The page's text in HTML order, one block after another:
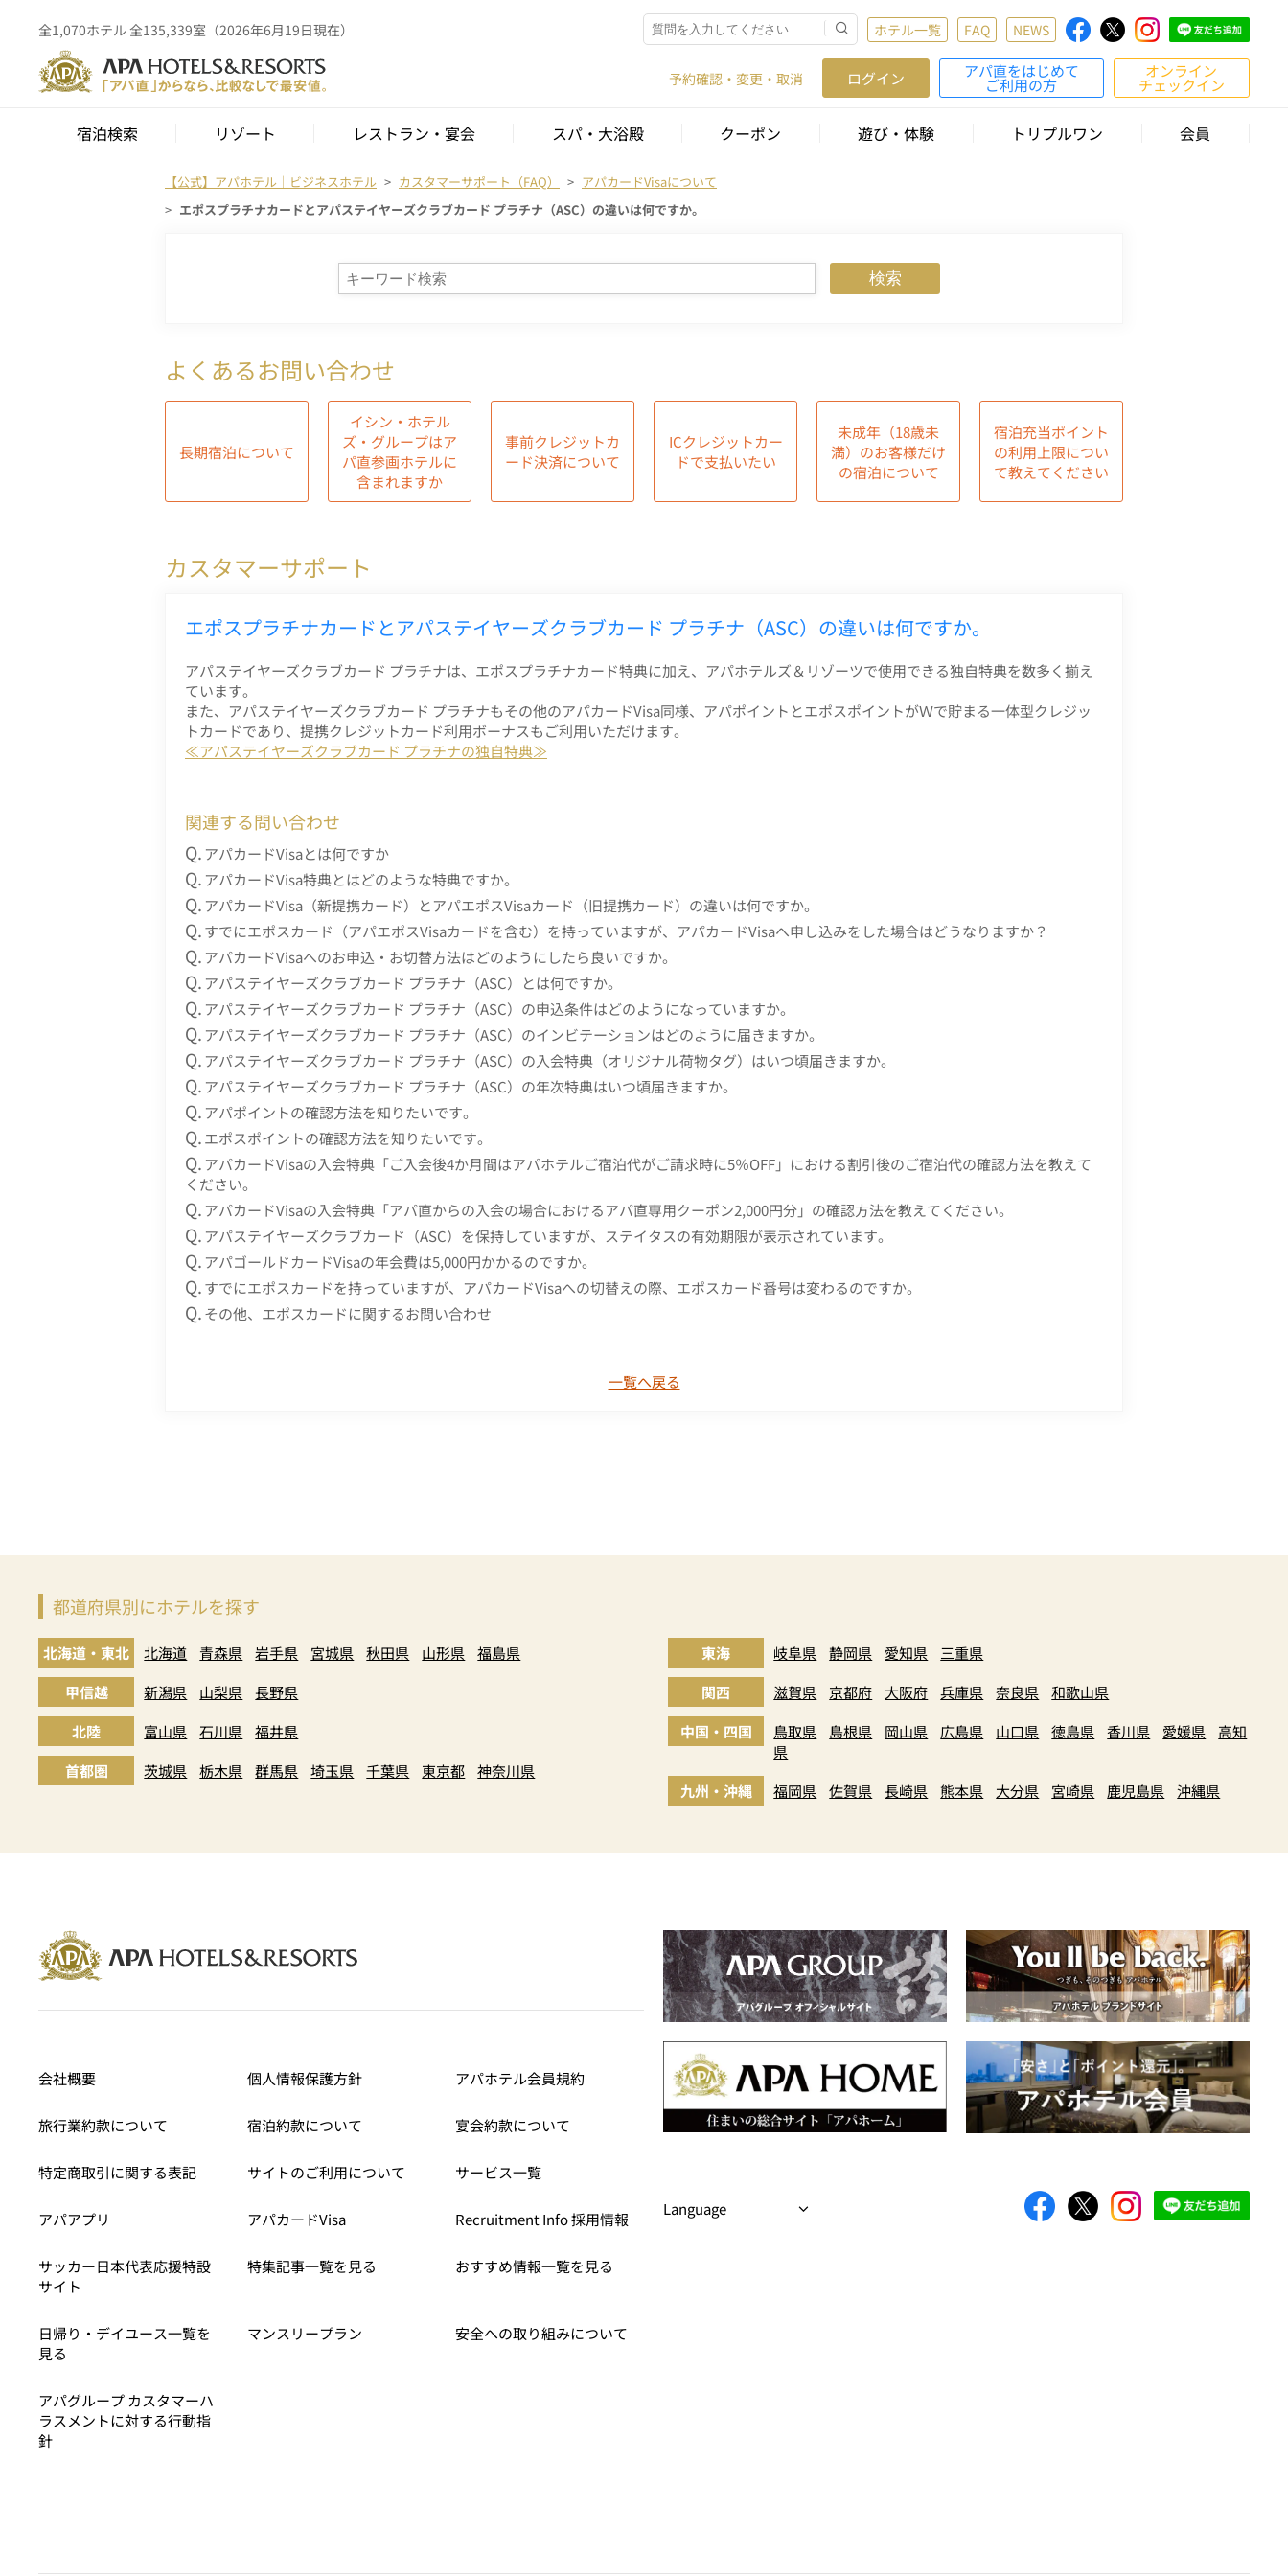
全1,070ホテル 全135,339室（2026年6月19日現在） ホテル一覧 FAQ NEWS
予約確認・変更・取消 ログイン アパ直をはじめて
ご利用の方
オンライン
チェックイン
宿泊検索 リゾート レストラン・宴会 スパ・大浴殿 クーポン 遊び・体験 トリプルワン 会員
【公式】アパホテル｜ビジネスホテル カスタマーサポート（FAQ）
アパカードVisaについて
エポスプラチナカードとアパステイヤーズクラブカード プラチナ（ASC）の違いは何ですか。
検索
よくあるお問い合わせ
長期宿泊について
イシン・ホテル
ズ・グループはア
パ直参画ホテルに
含まれますか
事前クレジットカ
ード決済について
ICクレジットカー
ドで支払いたい
未成年（18歳未
満）のお客様だけ
の宿泊について
宿泊充当ポイント
の利用上限につい
て教えてください
カスタマーサポート
エポスプラチナカードとアパステイヤーズクラブカード プラチナ（ASC）の違いは何ですか。
アパステイヤーズクラブカード プラチナは、エポスプラチナカード特典に加え、アパホテルズ＆リゾーツで使用できる独自特典を数多く揃え
ています。
また、アパステイヤーズクラブカード プラチナもその他のアパカードVisa同様、アパポイントとエポスポイントがＷで貯まる一体型クレジッ
トカードであり、提携クレジットカード利用ボーナスもご利用いただけます。
≪アパステイヤーズクラブカード プラチナの独自特典≫
関連する問い合わせ
アパカードVisaとは何ですか
アパカードVisa特典とはどのような特典ですか。
アパカードVisa（新提携カード）とアパエポスVisaカード（旧提携カード）の違いは何ですか。
すでにエポスカード（アパエポスVisaカードを含む）を持っていますが、アパカードVisaへ申し込みをした場合はどうなりますか？
アパカードVisaへのお申込・お切替方法はどのようにしたら良いですか。
アパステイヤーズクラブカード プラチナ（ASC）とは何ですか。
アパステイヤーズクラブカード プラチナ（ASC）の申込条件はどのようになっていますか。
アパステイヤーズクラブカード プラチナ（ASC）のインビテーションはどのように届きますか。
アパステイヤーズクラブカード プラチナ（ASC）の入会特典（オリジナル荷物タグ）はいつ頃届きますか。
アパステイヤーズクラブカード プラチナ（ASC）の年次特典はいつ頃届きますか。
アパポイントの確認方法を知りたいです。
エポスポイントの確認方法を知りたいです。
アパカードVisaの入会特典「ご入会後4か月間はアパホテルご宿泊代がご請求時に5％OFF」における割引後のご宿泊代の確認方法を教えて
ください。
アパカードVisaの入会特典「アパ直からの入会の場合におけるアパ直専用クーポン2,000円分」の確認方法を教えてください。
アパステイヤーズクラブカード（ASC）を保持していますが、ステイタスの有効期限が表示されています。
アパゴールドカードVisaの年会費は5,000円かかるのですか。
すでにエポスカードを持っていますが、アパカードVisaへの切替えの際、エポスカード番号は変わるのですか。
その他、エポスカードに関するお問い合わせ
一覧へ戻る
都道府県別にホテルを探す
北海道・東北 北海道 青森県 岩手県 宮城県 秋田県 山形県
福島県
甲信越
新潟県 山梨県
長野県
北陸
富山県 石川県
福井県
首都圏
茨城県 栃木県 群馬県 埼玉県 千葉県 東京都 神奈川県
東海 岐阜県 静岡県 愛知県
三重県
関西
滋賀県 京都府 大阪府 兵庫県 奈良県
和歌山県
中国・四国
鳥取県 島根県 岡山県 広島県 山口県 徳島県 香川県 愛媛県
高知
県
九州・沖縄
福岡県 佐賀県 長崎県 熊本県 大分県 宮崎県 鹿児島県 沖縄県
会社概要 個人情報保護方針 アパホテル会員規約
旅行業約款について 宿泊約款について 宴会約款について
特定商取引に関する表記 サイトのご利用について サービス一覧
アパアプリ アパカードVisa Recruitment Info 採用情報
サッカー日本代表応援特設
サイト
特集記事一覧を見る おすすめ情報一覧を見る
日帰り・デイユース一覧を
見る
マンスリープラン 安全への取り組みについて
アパグループ カスタマーハ
ラスメントに対する行動指
針